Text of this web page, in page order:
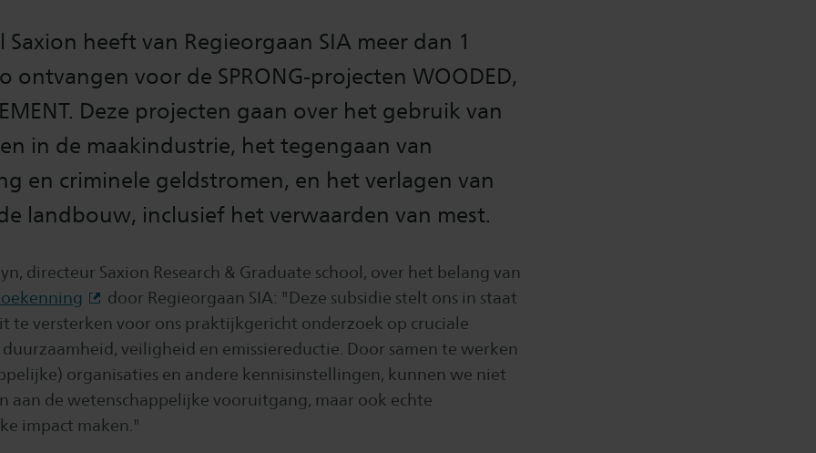
Saxion heeft van Regieorgaan SIA meer dan 1
ontvangen voor de SPRONG-projecten WOODED,
Deze projecten gaan over het gebruik van
in de maakindustrie, het tegengaan van
en criminele geldstromen, en het verlagen van
landbouw, inclusief het verwaarden van mest.
directeur Saxion Research & Graduate school, over het belang van
door Regieorgaan SIA: "Deze subsidie stelt ons in staat
te versterken voor ons praktijkgericht onderzoek op cruciale
veiligheid en emissiereductie. Door samen te werken
organisaties en andere kennisinstellingen, kunnen we niet
aan de wetenschappelijke vooruitgang, maar ook echte
impact maken."